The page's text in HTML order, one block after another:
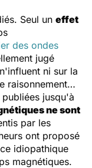
Seul un effet
des ondes
jugé
ni sur la
raisonnement…
publiées jusqu'à
ne sont
par les
ont proposé
idiopathique
magnétiques.